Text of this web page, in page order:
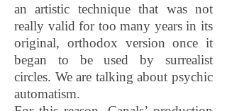
an artistic technique that was not
really valid for too many years in its
original, orthodox version once it
began to be used by surrealist
circles. We are talking about psychic
automatism.